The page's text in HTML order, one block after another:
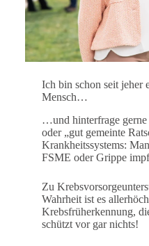
Ich bin schon seit jeher
Mensch…
…und hinterfrage
oder „gut gemeinte
Krankheitssystems:
FSME oder Grippe
Zu
Wahrheit ist es
Krebsfrüherkennung,
schützt vor gar nichts!